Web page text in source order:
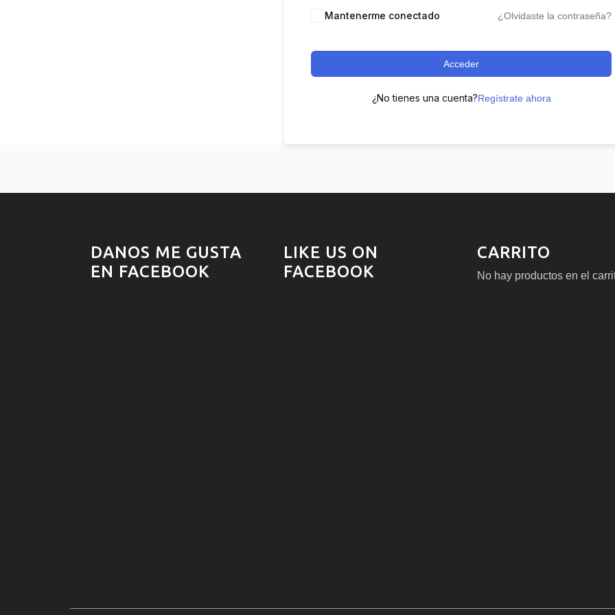
Mantenerme conectado ¿Olvidaste la contraseña?
Acceder
¿No tienes una cuenta?Regístrate ahora
DANOS ME GUSTA
EN FACEBOOK
LIKE US ON
FACEBOOK
CARRITO
No hay productos en el